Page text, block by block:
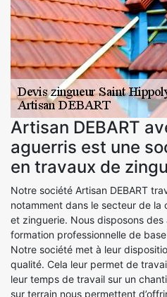
Artisan DEBART
aguerris est une
en travaux de
Notre société Artisan DEBART
notamment dans le secteur de
et zinguerie. Nous disposons
formation professionnelle de
Notre société met à leur
qualité. Cela leur permet de
leur temps de travail sur un
sur terrain nous permettent